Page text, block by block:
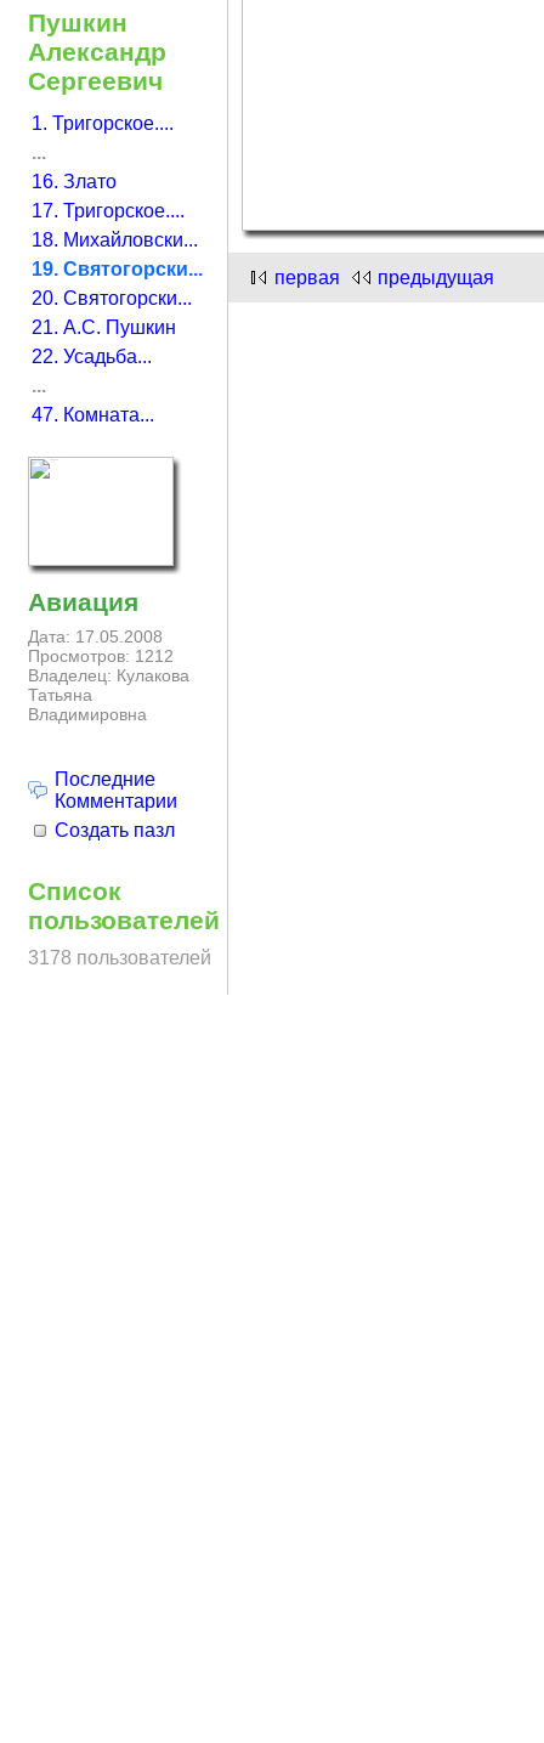
Пушкин
Александр
Сергеевич
1. Тригорское....
...
16. Злато
17. Тригорское....
18. Михайловски...
19. Святогорски...
20. Святогорски...
21. А.С. Пушкин
22. Усадьба...
...
47. Комната...
Авиация
Дата: 17.05.2008
Просмотров: 1212
Владелец: Кулакова
Татьяна
Владимировна
Последние
Комментарии
Создать пазл
Список
пользователей
3178 пользователей
первая предыдущая